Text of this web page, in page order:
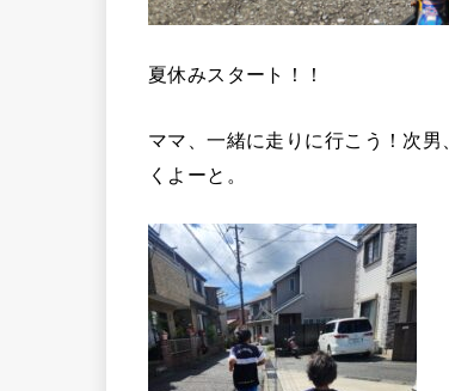
夏休みスタート！！
ママ、一緒に走りに行こう！次
くよーと。